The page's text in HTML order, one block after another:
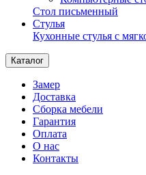
Стол письменный
Стулья
Кухонные стулья с
Каталог
Замер
Доставка
Сборка мебели
Гарантия
Оплата
О нас
Контакты